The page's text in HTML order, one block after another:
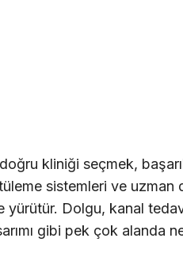
doğru kliniği seçmek,
sistemleri ve
yürütür. Dolgu, kanal
gibi pek çok alanda